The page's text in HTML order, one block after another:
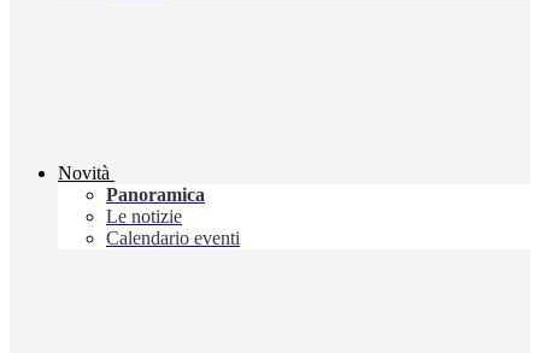
Novità
Panoramica
Le notizie
Calendario eventi